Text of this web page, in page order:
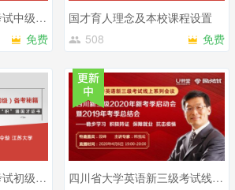
国才备考篇——国才考试中级内容讲解
免费
国才育人理念及本校课程设置
508
免费
国才备考篇——国才考试初级内容讲解 四川省大学英语新三级考试线上系列会议